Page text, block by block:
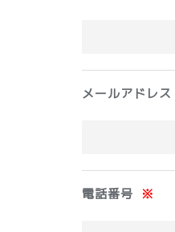
メールアドレス
電話番号 ※